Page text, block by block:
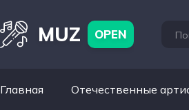
MUZ OPEN
Главная Отечественные